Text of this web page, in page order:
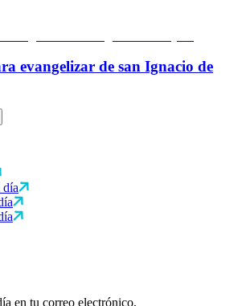
evangelizar de san Ignacio de
en tu correo electrónico.